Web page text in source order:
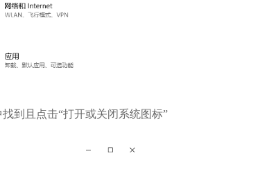
到且点击“打开或关闭系统图标”